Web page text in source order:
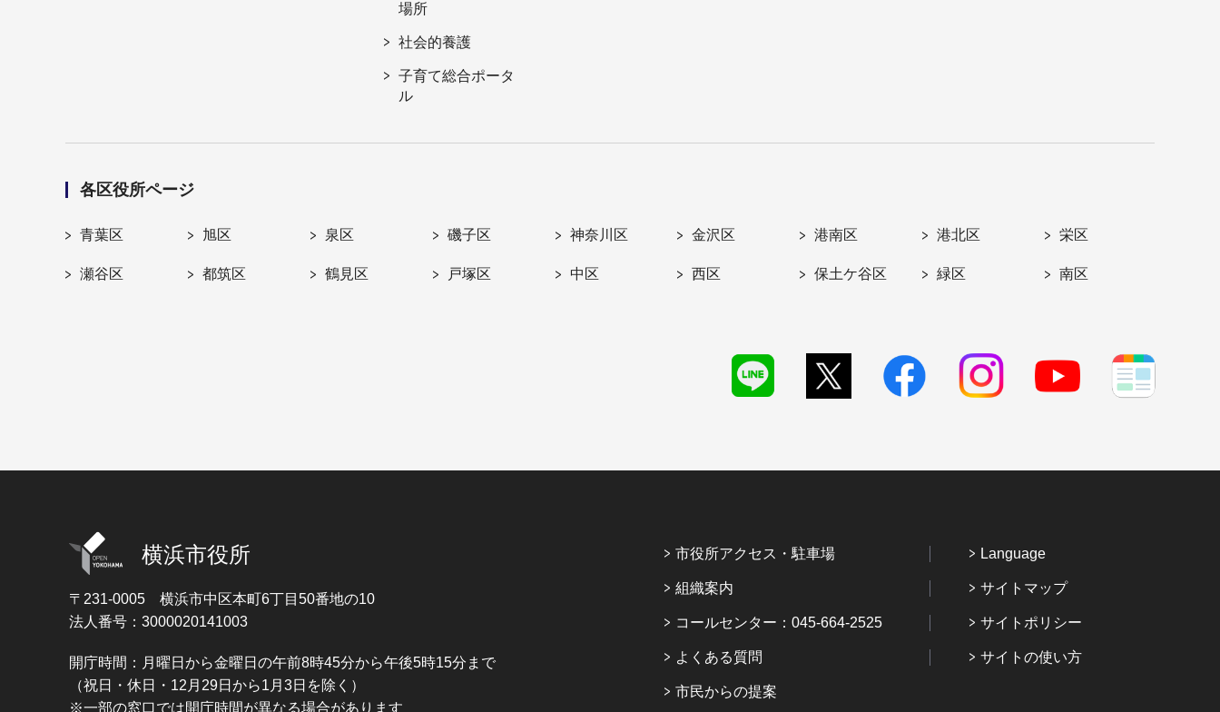
場所
社会的養護
子育て総合ポータ
ル
各区役所ページ
青葉区 旭区 泉区 磯子区 神奈川区 金沢区 港南区 港北区 栄区
瀬谷区 都筑区 鶴見区 戸塚区 中区 西区 保土ケ谷区 緑区 南区
横浜市役所
〒231-0005 横浜市中区本町6丁目50番地の10
法人番号：3000020141003
開庁時間：月曜日から金曜日の午前8時45分から午後5時15分まで
（祝日・休日・12月29日から1月3日を除く）
※一部の窓口では開庁時間が異なる場合があります
市役所アクセス・駐車場
組織案内
コールセンター：045-664-2525
よくある質問
市民からの提案
Language
サイトマップ
サイトポリシー
サイトの使い方